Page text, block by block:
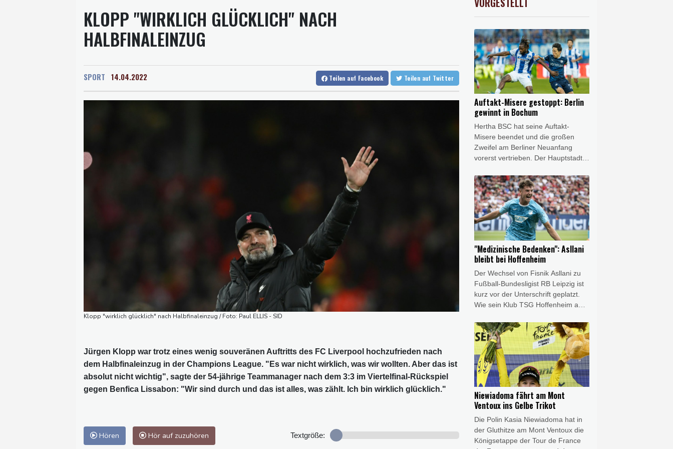
Mindestens zehn Tote bei Angriffen der pro-iranischen Huthis im Jemen
US-Senat stimmt für verschärfte Sanktionen gegen Russland
US-Gericht setzt Bau von Trumps Ballsaal aus - Präsident kündigt Berufung an
Direkt-ICE Berlin-Paris bleibt wegen Technikproblemen vorerst unterbrochen
0.32%
KLOPP "WIRKLICH GLÜCKLICH" NACH
HALBFINALEINZUG
SPORT 14.04.2022 Teilen auf Facebook Teilen auf Twitter
Klopp "wirklich glücklich" nach Halbfinaleinzug / Foto: Paul ELLIS - SID
Jürgen Klopp war trotz eines wenig souveränen Auftritts des FC Liverpool hochzufrieden nach
dem Halbfinaleinzug in der Champions League. "Es war nicht wirklich, was wir wollten. Aber das ist
absolut nicht wichtig", sagte der 54-jährige Teammanager nach dem 3:3 im Viertelfinal-Rückspiel
gegen Benfica Lissabon: "Wir sind durch und das ist alles, was zählt. Ich bin wirklich glücklich."
Hören Hör auf zuzuhören Textgröße:
Auftakt-Misere gestoppt: Berlin
gewinnt in Bochum
Hertha BSC hat seine Auftakt-
Misere beendet und die großen
Zweifel am Berliner Neuanfang
vorerst vertrieben. Der Hauptstadt-
Eröffnungsspiel der 2. Fußball-
Bundesliga mit 1:0 (1:0) beim VfL
Bochum. Das Team von Stefan Leitl
trotzte damit dem großen
personellen Aderlass und gewann
erstmals seit sechs Jahren wieder
am ersten Spieltag.
"Medizinische Bedenken": Asllani
bleibt bei Hoffenheim
Der Wechsel von Fisnik Asllani zu
Fußball-Bundesligist RB Leipzig ist
kurz vor der Unterschrift geplatzt.
Wie sein Klub TSG Hoffenheim am
Transfer aufgrund "medizinischer
Bedenken, die Leipzig angemeldet
hatte", nicht zustande.
Niewiadoma fährt am Mont
Ventoux ins Gelbe Trikot
Die Polin Kasia Niewiadoma hat in
der Gluthitze am Mont Ventoux die
Königsetappe der Tour de France